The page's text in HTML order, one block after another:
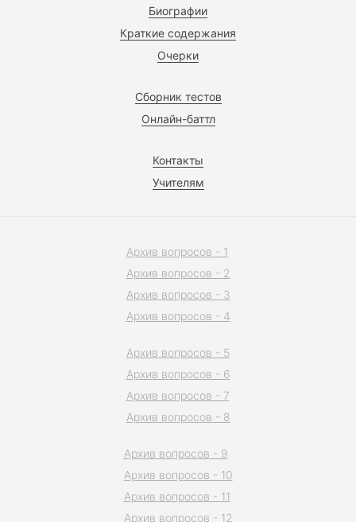
Биографии
Краткие содержания
Очерки
Сборник тестов
Онлайн-баттл
Контакты
Учителям
Архив вопросов - 1
Архив вопросов - 2
Архив вопросов - 3
Архив вопросов - 4
Архив вопросов - 5
Архив вопросов - 6
Архив вопросов - 7
Архив вопросов - 8
Архив вопросов - 9
Архив вопросов - 10
Архив вопросов - 11
Архив вопросов - 12